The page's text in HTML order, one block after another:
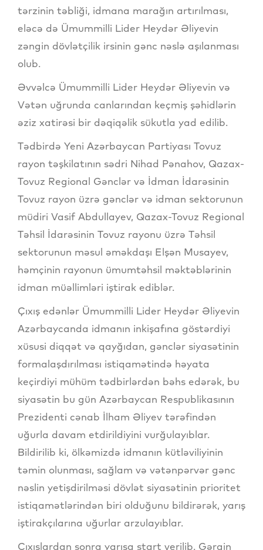
tərzinin təbliği, idmana marağın artırılması,
eləcə də Ümummilli Lider Heydər Əliyevin
zəngin dövlətçilik irsinin gənc nəslə aşılanması
olub.
Əvvəlcə Ümummilli Lider Heydər Əliyevin və
Vətən uğrunda canlarından keçmiş şəhidlərin
əziz xatirəsi bir dəqiqəlik sükutla yad edilib.
Tədbirdə Yeni Azərbaycan Partiyası Tovuz
rayon təşkilatının sədri Nihad Pənahov, Qazax-
Tovuz Regional Gənclər və İdman İdarəsinin
Tovuz rayon üzrə gənclər və idman sektorunun
müdiri Vasif Abdullayev, Qazax-Tovuz Regional
Təhsil İdarəsinin Tovuz rayonu üzrə Təhsil
sektorunun məsul əməkdaşı Elşən Musayev,
həmçinin rayonun ümumtəhsil məktəblərinin
idman müəllimləri iştirak ediblər.
Çıxış edənlər Ümummilli Lider Heydər Əliyevin
Azərbaycanda idmanın inkişafına göstərdiyi
xüsusi diqqət və qayğıdan, gənclər siyasətinin
formalaşdırılması istiqamətində həyata
keçirdiyi mühüm tədbirlərdən bəhs edərək, bu
siyasətin bu gün Azərbaycan Respublikasının
Prezidenti cənab İlham Əliyev tərəfindən
uğurla davam etdirildiyini vurğulayıblar.
Bildirilib ki, ölkəmizdə idmanın kütləviliyinin
təmin olunması, sağlam və vətənpərvər gənc
nəslin yetişdirilməsi dövlət siyasətinin prioritet
istiqamətlərindən biri olduğunu bildirərək, yarış
iştirakçılarına uğurlar arzulayıblar.
Çıxışlardan sonra yarışa start verilib. Gərgin